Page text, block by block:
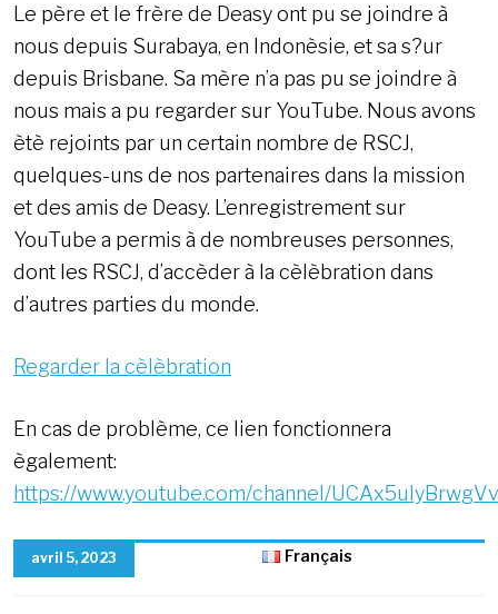
Le père et le frère de Deasy ont pu se joindre à
nous depuis Surabaya, en Indonèsie, et sa s?ur
depuis Brisbane. Sa mère n’a pas pu se joindre à
nous mais a pu regarder sur YouTube. Nous avons
ètè rejoints par un certain nombre de RSCJ,
quelques-uns de nos partenaires dans la mission
et des amis de Deasy. L’enregistrement sur
YouTube a permis à de nombreuses personnes,
dont les RSCJ, d’accèder à la cèlèbration dans
d’autres parties du monde.
Regarder la cèlèbration
En cas de problème, ce lien fonctionnera
ègalement:
https://www.youtube.com/channel/
avril 5, 2023 Français